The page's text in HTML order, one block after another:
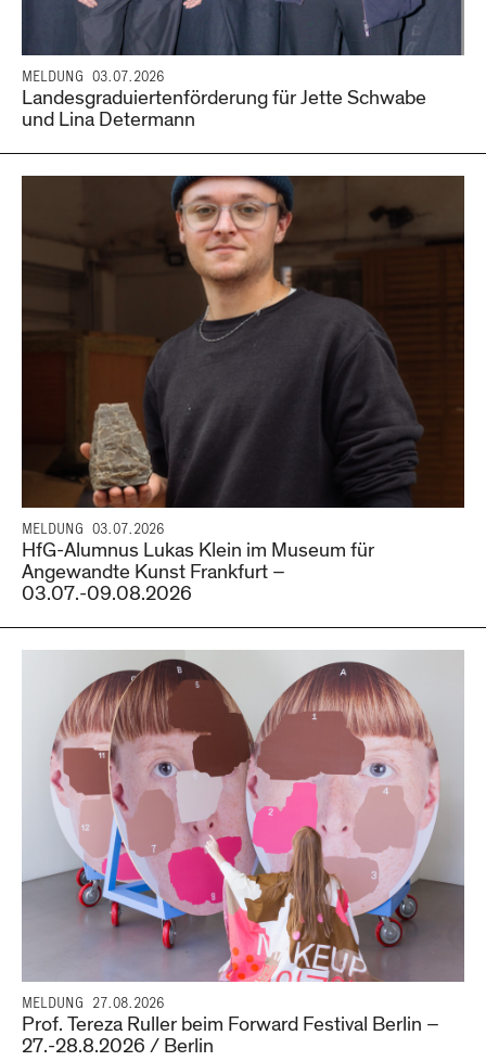
MELDUNG 03.07.2026
Landesgraduiertenförderung für Jette Schwabe
und Lina Determann
MELDUNG 03.07.2026
HfG-Alumnus Lukas Klein im Museum für
Angewandte Kunst Frankfurt –
03.07.-09.08.2026
MELDUNG 27.08.2026
Prof. Tereza Ruller beim Forward Festival Berlin –
27.-28.8.2026 / Berlin